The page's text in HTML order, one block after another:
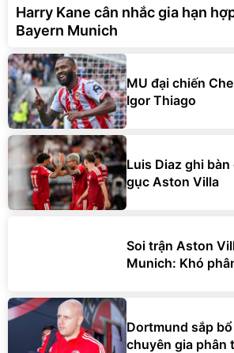
Harry Kane cân nhắc gia hạn
Bayern Munich
MU đại chiến
Igor Thiago
Luis Diaz ghi
gục Aston Villa
Soi trận Aston
Munich: Khó
Dortmund sắp
chuyên gia phân